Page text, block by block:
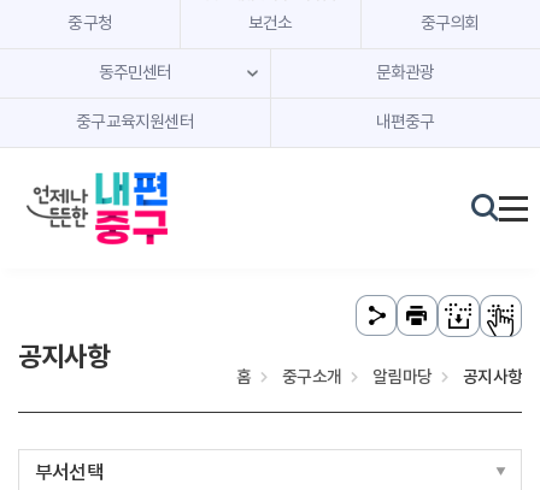
본문 내용 바로가기
주메뉴 바로가기
중구청 보건소 중구의회
동주민센터 문화관광
중구교육지원센터 내편중구
공지사항
홈 중구소개 알림마당 공지사항